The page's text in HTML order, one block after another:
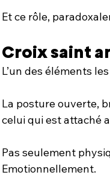
Et ce rôle,
Croix saint
L’un des éléments
La posture ouverte,
celui qui est attaché
Pas seulement
Emotionnellement.